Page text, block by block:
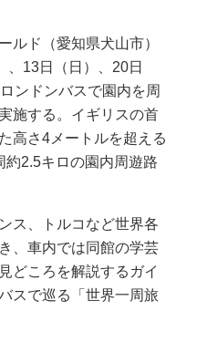
ド（愛知県犬山市）
、13日（日）、20日
ンドンバスで園内を周
施する。イギリスの首
高さ4メートルを超える
約2.5キロの園内周遊路
ス、トルコなど世界各
、車内では同館の学芸
どころを解説するガイ
スで巡る「世界一周旅